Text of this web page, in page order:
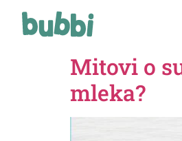
Mitovi o
mleka?